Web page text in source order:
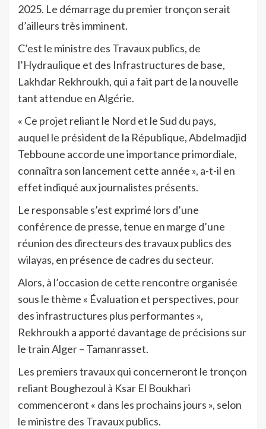
2025. Le démarrage du premier tronçon serait
d’ailleurs très imminent.
C’est le ministre des Travaux publics, de
l’Hydraulique et des Infrastructures de base,
Lakhdar Rekhroukh, qui a fait part de la nouvelle
tant attendue en Algérie.
« Ce projet reliant le Nord et le Sud du pays,
auquel le président de la République, Abdelmadjid
Tebboune accorde une importance primordiale,
connaîtra son lancement cette année », a-t-il en
effet indiqué aux journalistes présents.
Le responsable s’est exprimé lors d’une
conférence de presse, tenue en marge d’une
réunion des directeurs des travaux publics des
wilayas, en présence de cadres du secteur.
Alors, à l’occasion de cette rencontre organisée
sous le thème « Évaluation et perspectives, pour
des infrastructures plus performantes »,
Rekhroukh a apporté davantage de précisions sur
le train Alger – Tamanrasset.
Les premiers travaux qui concerneront le tronçon
reliant Boughezoul à Ksar El Boukhari
commenceront « dans les prochains jours », selon
le ministre des Travaux publics.